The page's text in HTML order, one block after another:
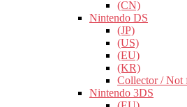
(CN)
Nintendo DS
(JP)
(US)
(EU)
(KR)
Collector / Not
Nintendo 3DS